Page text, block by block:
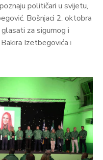
političari u svijetu,
Bošnjaci 2. oktobra
za sigurnog i
Izetbegovića i